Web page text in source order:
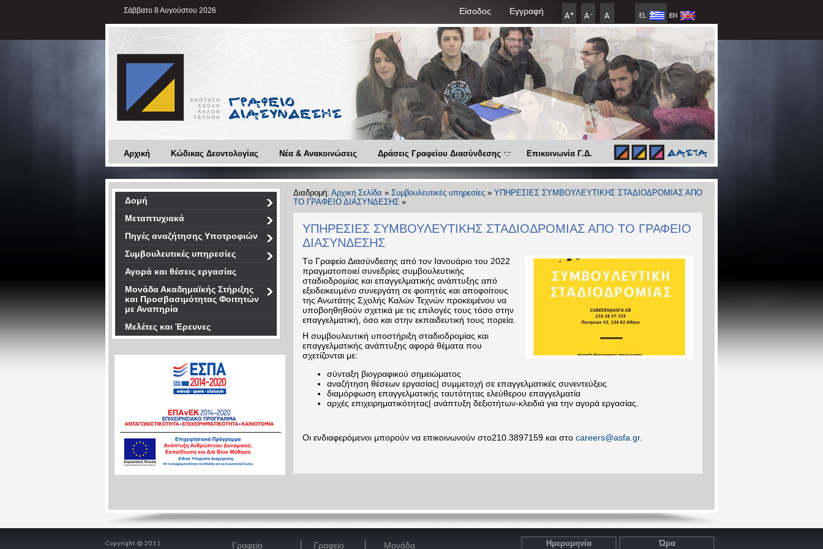
Σάββατο 8 Αυγούστου 2026 Εγγραφή
Είσοδος
Αρχική Κώδικας Δεοντολογίας Νέα & Ανακοινώσεις Δράσεις Γραφείου Διασύνδεσης Επικοινωνία Γ.Δ.
Δομή
Μεταπτυχιακά
Πηγές αναζήτησης Υποτροφιών
Συμβουλευτικές υπηρεσίες
Αγορά και θέσεις εργασίας
Μονάδα Ακαδημαϊκής Στήριξης
και Προσβασιμότητας Φοιτητών
με Αναπηρία
Μελέτες και Έρευνες
Διαδρομή: Αρχική Σελίδα » Συμβουλευτικές υπηρεσίες » ΥΠΗΡΕΣΙΕΣ ΣΥΜΒΟΥΛΕΥΤΙΚΗΣ ΣΤΑΔΙΟΔΡΟΜΙΑΣ ΑΠΟ
ΤΟ ΓΡΑΦΕΙΟ ΔΙΑΣΥΝΔΕΣΗΣ »
ΥΠΗΡΕΣΙΕΣ ΣΥΜΒΟΥΛΕΥΤΙΚΗΣ ΣΤΑΔΙΟΔΡΟΜΙΑΣ ΑΠΟ ΤΟ ΓΡΑΦΕΙΟ
ΔΙΑΣΥΝΔΕΣΗΣ
Tο Γραφείο Διασύνδεσης από τον Ιανουάριο του 2022
πραγματοποιεί συνεδρίες συμβουλευτικής
σταδιοδρομίας και επαγγελματικής ανάπτυξης από
εξειδεικευμένο συνεργάτη σε φοιτητές και αποφοίτους
της Ανωτάτης Σχολής Καλών Τεχνών προκειμένου να
υποβοηθηθούν σχετικά με τις επιλογές τους τόσο στην
επαγγελματική, όσο και στην εκπαιδευτική τους πορεία.
Η συμβουλευτική υποστήριξη σταδιοδρομίας και
επαγγελματικής ανάπτυξης αφορά θέματα που
σχετίζονται με:
σύνταξη βιογραφικού σημειώματος
αναζήτηση θέσεων εργασίας| συμμετοχή σε επαγγελματικές συνεντεύξεις
διαμόρφωση επαγγελματικής ταυτότητας ελεύθερου επαγγελματία
αρχές επιχειρηματικότητας| ανάπτυξη δεξιοτήτων-κλειδιά για την αγορά εργασίας.
Οι ενδιαφερόμενοι μπορούν να επικοινωνούν στο210.3897159 και στο careers@asfa.gr.
Γραφείο Γραφείο Μονάδα Ημερομηνία Ώρα